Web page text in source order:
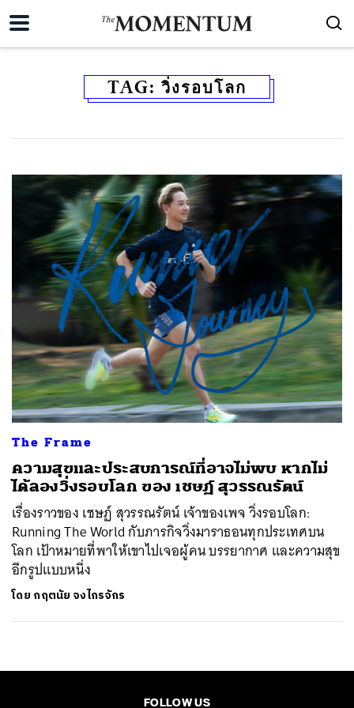
TAG: วิ่งรอบโลก
The Frame
ความสุขและประสบการณ์ที่อาจไม่พบ หากไม่
ได้ลองวิ่งรอบโลก ของ เชษฏ์ สุวรรณรัตน์
เรื่องราวของ เชษฏ์ สุวรรณรัตน์ เจ้าของเพจ วิ่งรอบโลก:
Running The World กับภารกิจวิ่งมาราธอนทุกประเทศบน
โลก เป้าหมายที่พาให้เขาไปเจอผู้คน บรรยากาศ และความสุข
อีกรูปแบบหนึ่ง
โดย กฤตนัย จงไกรจักร
FOLLOW US
ค้นหา
SHARE TWEET LINE EMAIL